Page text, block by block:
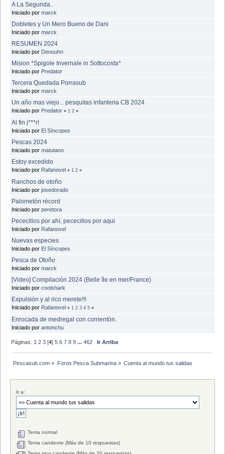
A La Segunda..
Iniciado por marck
Dobletes y Un Mero Bueno de Dani
Iniciado por marck
RESUMEN 2024
Iniciado por Denouhn
Mision *Spigole Invernale in Sottocosta*
Iniciado por Predator
Tercera Quedada Porrasub
Iniciado por marck
Un año mas viejo... pesquitas infanteria CB 2024
Iniciado por Predator « 1 2 »
Al fin j***r!
Iniciado por El Síncopes
Pescas 2024
Iniciado por matutano
Estoy excedido
Iniciado por Rafanovel « 1 2 »
Ranchos de otoño
Iniciado por josedorado
Palometón récord
Iniciado por peretora
Pececillos por ahí, pececillos por aqui
Iniciado por Rafanovel
Nuevas especies
Iniciado por El Síncopes
Pesca de Otoño
Iniciado por marck
[Video] Compilación 2024 (Belle île en mer/France)
Iniciado por coolshark
Expulsión y al rico merete!!!
Iniciado por Rafanovel « 1 2 3 4 5 »
Enrocada de medregal con corrientón.
Iniciado por antonchu
Páginas: 1 2 3 [4]5 6 7 8 9 ...462 Ir Arriba
Pescasub.com » Foros Pesca Submarina» Cuenta al mundo tus salidas
Ir a:
Tema normal
Tema candente (Más de 10 respuestas)